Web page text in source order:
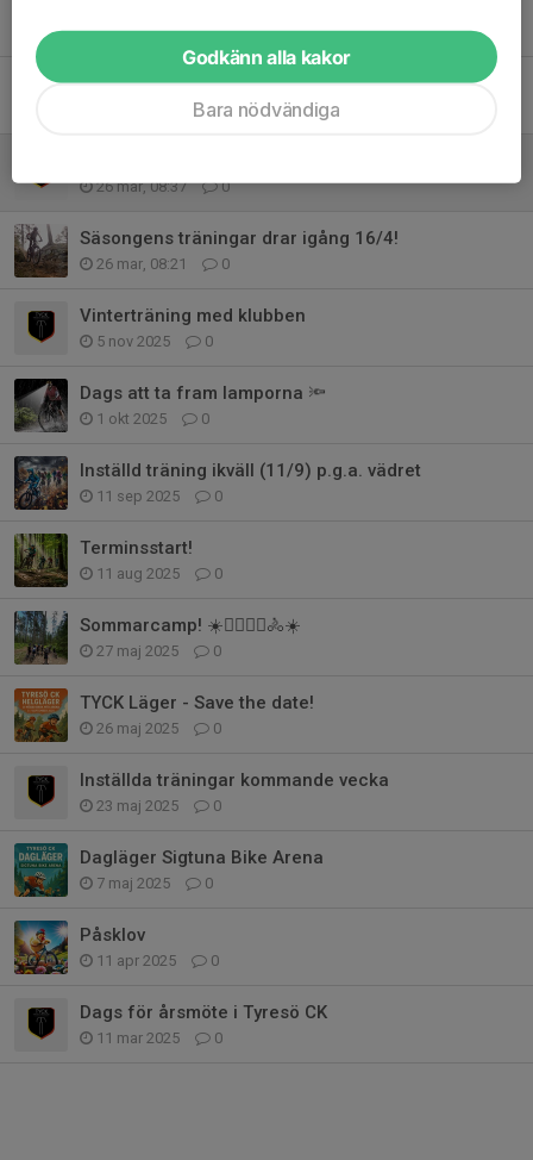
Inställd torsdagsträning på Valborg
26 apr, 20:29 0
Keps Cup i Skrubba på söndag 26/4
3
26 mar, 08:37 0
Säsongens träningar drar igång 16/4!
26 mar, 08:21 0
Vinterträning med klubben
5 nov 2025 0
Dags att ta fram lamporna 🔦
1 okt 2025 0
Inställd träning ikväll (11/9) p.g.a. vädret
11 sep 2025 0
Terminsstart!
11 aug 2025 0
Sommarcamp! ☀️🚴‍♀️🚴‍♂️🚴☀️
27 maj 2025 0
TYCK Läger - Save the date!
26 maj 2025 0
Inställda träningar kommande vecka
23 maj 2025 0
Dagläger Sigtuna Bike Arena
7 maj 2025 0
Påsklov
11 apr 2025 0
Dags för årsmöte i Tyresö CK
11 mar 2025 0
Godkänn alla kakor
Bara nödvändiga